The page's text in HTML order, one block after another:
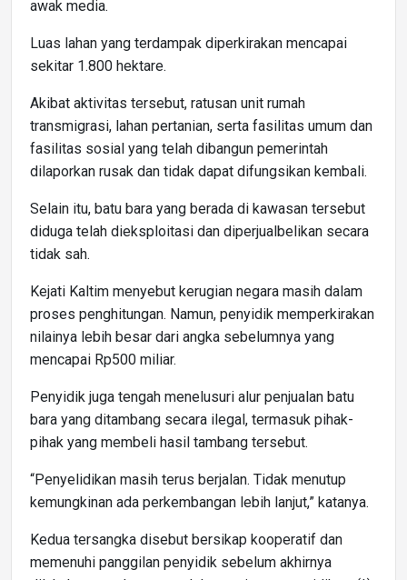
awak media.
Luas lahan yang terdampak diperkirakan mencapai
sekitar 1.800 hektare.
Akibat aktivitas tersebut, ratusan unit rumah
transmigrasi, lahan pertanian, serta fasilitas umum dan
fasilitas sosial yang telah dibangun pemerintah
dilaporkan rusak dan tidak dapat difungsikan kembali.
Selain itu, batu bara yang berada di kawasan tersebut
diduga telah dieksploitasi dan diperjualbelikan secara
tidak sah.
Kejati Kaltim menyebut kerugian negara masih dalam
proses penghitungan. Namun, penyidik memperkirakan
nilainya lebih besar dari angka sebelumnya yang
mencapai Rp500 miliar.
Penyidik juga tengah menelusuri alur penjualan batu
bara yang ditambang secara ilegal, termasuk pihak-
pihak yang membeli hasil tambang tersebut.
“Penyelidikan masih terus berjalan. Tidak menutup
kemungkinan ada perkembangan lebih lanjut,” katanya.
Kedua tersangka disebut bersikap kooperatif dan
memenuhi panggilan penyidik sebelum akhirnya